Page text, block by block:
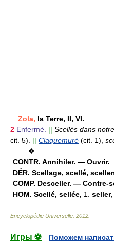
Zola, la Terre, II, VI.
2 Enfermé. || Scellés dans
cit. 5).
|| Claquemuré (cit. 1),
❖
CONTR. Annihiler. — Ouvrir.
DÉR. Scellage, scellé,
COMP. Desceller. — Contre-
HOM. Scellé, sellée, 1. seller,
Encyclopédie Universelle 2012
Игры ⚽
Поможем